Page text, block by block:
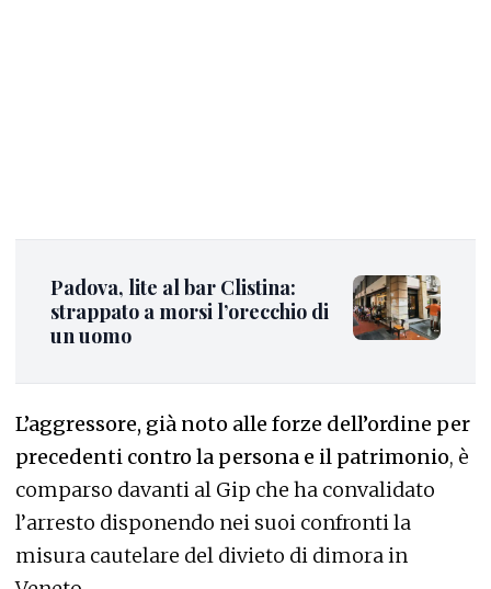
Padova, lite al bar Clistina:
strappato a morsi l’orecchio di
un uomo
L’aggressore, già noto alle forze dell’ordine per
precedenti contro la persona e il patrimonio, è
comparso davanti al Gip che ha convalidato
l’arresto disponendo nei suoi confronti la
misura cautelare del divieto di dimora in